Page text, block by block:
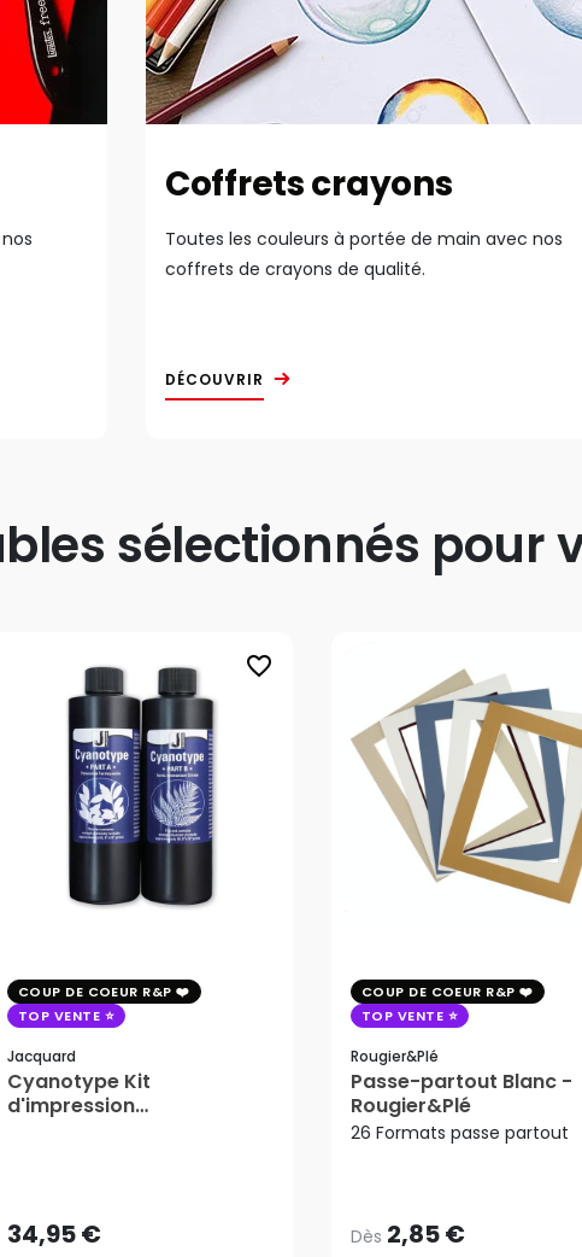
Coffrets crayons
Toutes les couleurs à portée de main avec nos
coffrets de crayons de qualité.
DÉCOUVRIR
sélectionnés pour
favorite_border
COUP DE COEUR R&P
TOP VENTE
Jacquard
Cyanotype Kit
d'impression
34,95 €AJOUTER AU PANIER
COUP DE COEUR R&P
TOP VENTE
Rougier&plé
Passe-partout Blanc -
Rougier&Plé
26 Formats passe partout
Dès 2,85 €
2,85 €